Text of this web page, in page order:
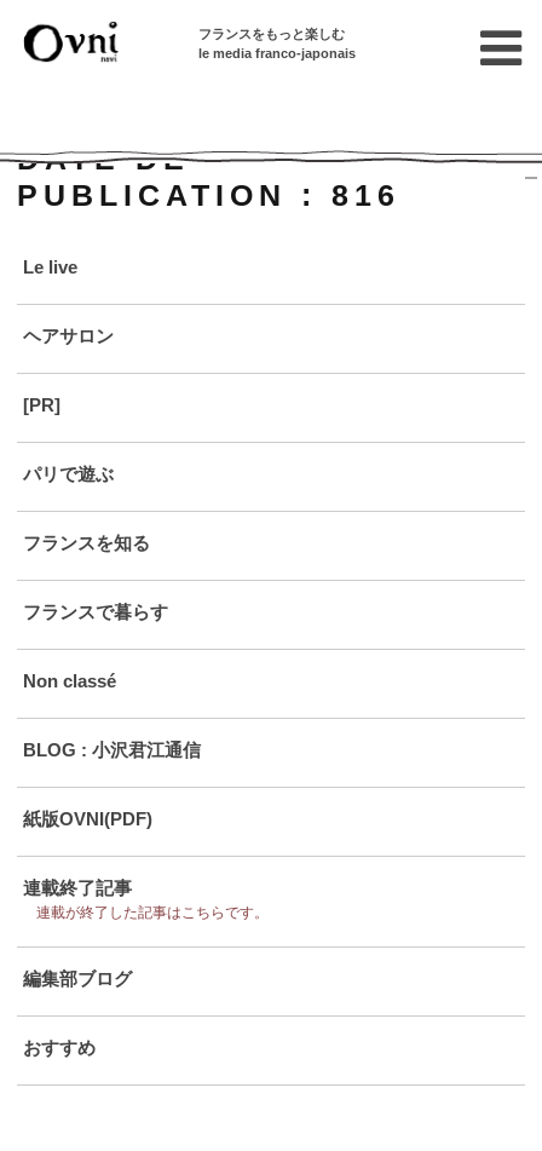
フランスをもっと楽しむ
le media franco-japonais
DATE DE
PUBLICATION :816
Le live
ヘアサロン
[PR]
パリで遊ぶ
フランスを知る
フランスで暮らす
Non classé
BLOG : 小沢君江通信
紙版OVNI(PDF)
連載終了記事
連載が終了した記事はこちらです。
編集部ブログ
おすすめ